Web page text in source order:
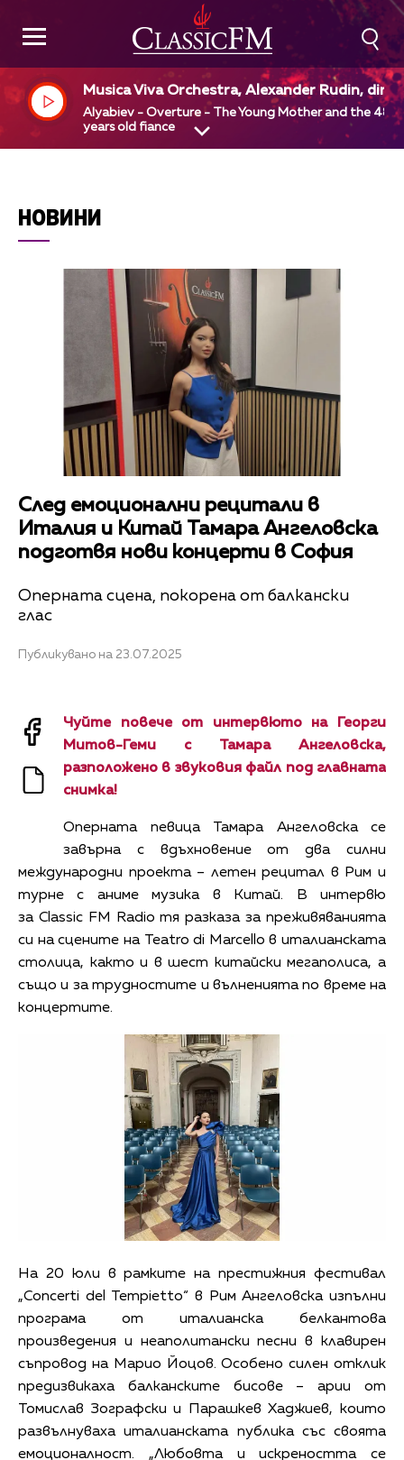
Musica Viva Orchestra, Alexander Rudin, dir
Alyabiev - Overture - The Young Mother and the 48
years old fiance
НОВИНИ
След емоционални рецитали в
Италия и Китай Тамара Ангеловска
подготвя нови концерти в София
Оперната сцена, покорена от балкански
глас
Публикувано на 23.07.2025
Чуйте повече от интервюто на Георги
Митов-Геми с Тамара Ангеловска,
разположено в звуковия файл под главната
снимка!
Оперната певица Тамара Ангеловска се
завърна с вдъхновение от два силни
международни проекта – летен рецитал в Рим и
турне с аниме музика в Китай. В интервю
за Classic FM Radio тя разказа за преживяванията
си на сцените на Teatro di Marcello в италианската
столица, както и в шест китайски мегаполиса, а
също и за трудностите и вълненията по време на
концертите.
На 20 юли в рамките на престижния фестивал
„Concerti del Tempietto“ в Рим Ангеловска изпълни
програма от италианска белкантова
произведения и неаполитански песни в клавирен
съпровод на Марио Йоцов. Особено силен отклик
предизвикаха балканските бисове – арии от
Томислав Зографски и Парашкев Хаджиев, които
развълнуваха италианската публика със своята
емоционалност. „Любовта и искреността се